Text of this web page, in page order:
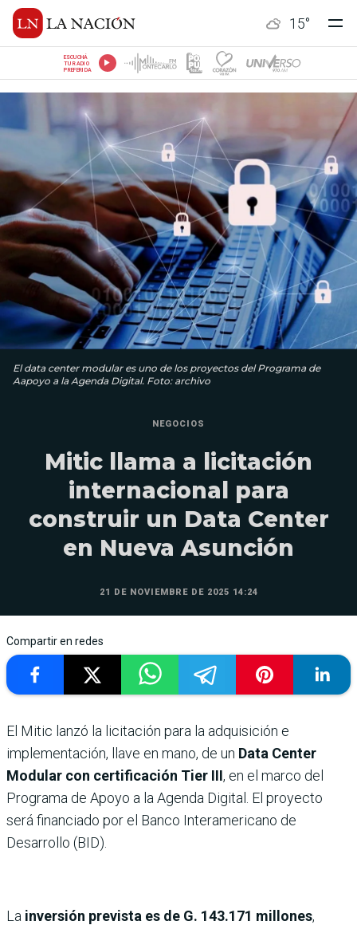
15°
ESCUCHÁ
TU RADIO
PREFERIDA
El data center modular es uno de los proyectos del Programa de
Aapoyo a la Agenda Digital. Foto: archivo
NEGOCIOS
Mitic llama a licitación
internacional para
construir un Data Center
en Nueva Asunción
21 DE NOVIEMBRE DE 2025 14:24
Compartir en redes
El Mitic lanzó la licitación para la adquisición e
implementación, llave en mano, de un Data Center
Modular con certificación Tier III, en el marco del
Programa de Apoyo a la Agenda Digital. El proyecto
será financiado por el Banco Interamericano de
Desarrollo (BID).
La inversión prevista es de G. 143.171 millones,